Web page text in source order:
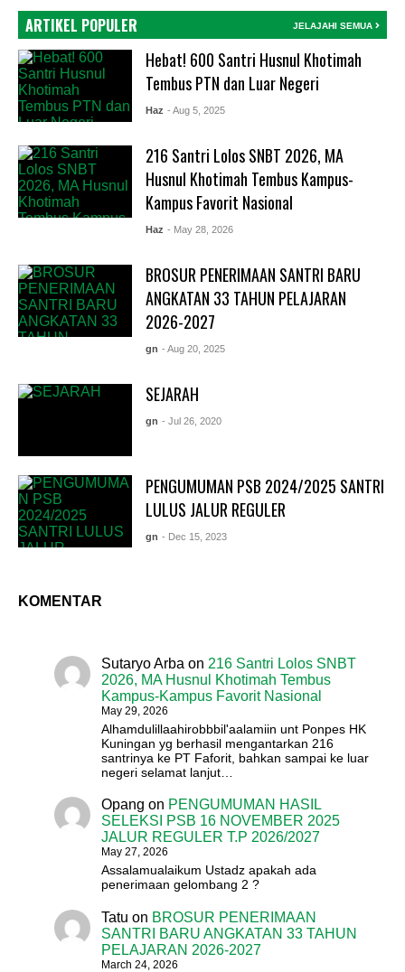
ARTIKEL POPULER JELAJAHI SEMUA
Hebat! 600 Santri Husnul Khotimah
Tembus PTN dan Luar Negeri
Haz - Aug 5, 2025
216 Santri Lolos SNBT 2026, MA
Husnul Khotimah Tembus Kampus-
Kampus Favorit Nasional
Haz - May 28, 2026
BROSUR PENERIMAAN SANTRI BARU
ANGKATAN 33 TAHUN PELAJARAN
2026-2027
gn - Aug 20, 2025
SEJARAH
gn - Jul 26, 2020
PENGUMUMAN PSB 2024/2025 SANTRI
LULUS JALUR REGULER
gn - Dec 15, 2023
KOMENTAR
Sutaryo Arba on 216 Santri Lolos SNBT
2026, MA Husnul Khotimah Tembus
Kampus-Kampus Favorit Nasional
May 29, 2026
Alhamdulillaahirobbbil'aalamiin unt Ponpes HK
Kuningan yg berhasil mengantarkan 216
santrinya ke PT Faforit, bahkan sampai ke luar
negeri selamat lanjut…
Opang on PENGUMUMAN HASIL
SELEKSI PSB 16 NOVEMBER 2025
JALUR REGULER T.P 2026/2027
May 27, 2026
Assalamualaikum Ustadz apakah ada
penerimaan gelombang 2 ?
Tatu on BROSUR PENERIMAAN
SANTRI BARU ANGKATAN 33 TAHUN
PELAJARAN 2026-2027
March 24, 2026